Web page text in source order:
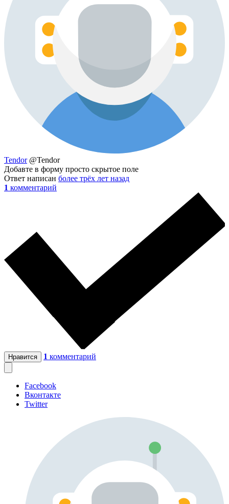
Tendor @Tendor
Добавте в форму просто скрытое поле
Ответ написан более трёх лет назад
1 комментарий
Нравится 1 комментарий
Facebook
Вконтакте
Twitter